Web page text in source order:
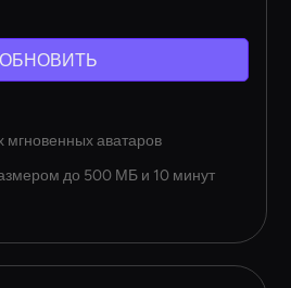
ОБНОВИТЬ
мгновенных аватаров
до 500 МБ и 10 минут